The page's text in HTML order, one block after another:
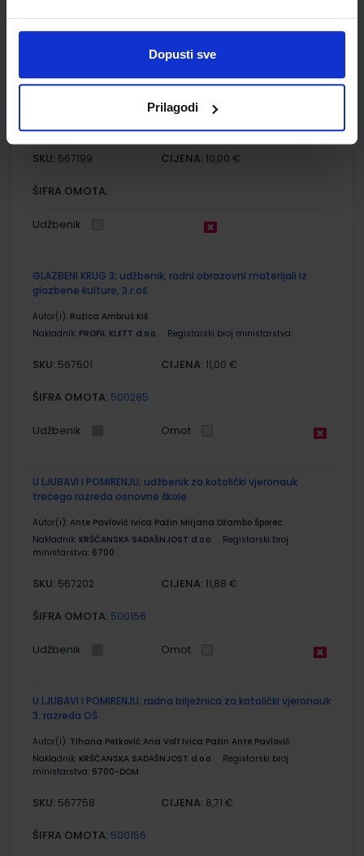
Dopusti sve
Prilagodi
ISTRAŽUJEMO NAŠ SVIJET 3; nastavni listići za prirodu i
ŠKOLSKA KNJIGA d.d.
Registarski broj ministarstva:
7035-DOM3
SKU: 567199 CIJENA: 10,00 €
ŠIFRA OMOTA:
Udžbenik
GLAZBENI KRUG 3; udžbenik, radni obrazovni materijali iz
glazbene kulture, 3.r.oš
Autor(i): Ružica Ambruš Kiš
Nakladnik: PROFIL KLETT d.o.o. Registarski broj ministarstva:
SKU: 567501 CIJENA: 11,00 €
ŠIFRA OMOTA: 500285
Udžbenik Omot
U LJUBAVI I POMIRENJU; udžbenik za katolički vjeronauk
trećega razreda osnovne škole
Autor(i): Ante Pavlović Ivica Pažin Mirjana Džambo Šporec
Nakladnik: KRŠĆANSKA SADAŠNJOST d.o.o.
Registarski broj
ministarstva: 6700
SKU: 567202 CIJENA: 11,88 €
ŠIFRA OMOTA: 500156
Udžbenik Omot
U LJUBAVI I POMIRENJU; radna bilježnica za katolički vjeronauk
3. razreda OŠ
Autor(i): Tihana Petković Ana Volf Ivica Pažin Ante Pavlović
Nakladnik: KRŠĆANSKA SADAŠNJOST d.o.o.
Registarski broj
ministarstva: 6700-DOM
SKU: 567758 CIJENA: 8,71 €
ŠIFRA OMOTA: 500156